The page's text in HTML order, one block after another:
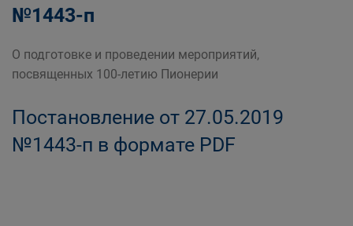
№1443-п
О подготовке и проведении мероприятий,
посвященных 100-летию Пионерии
Постановление от 27.05.2019
№1443-п в формате PDF